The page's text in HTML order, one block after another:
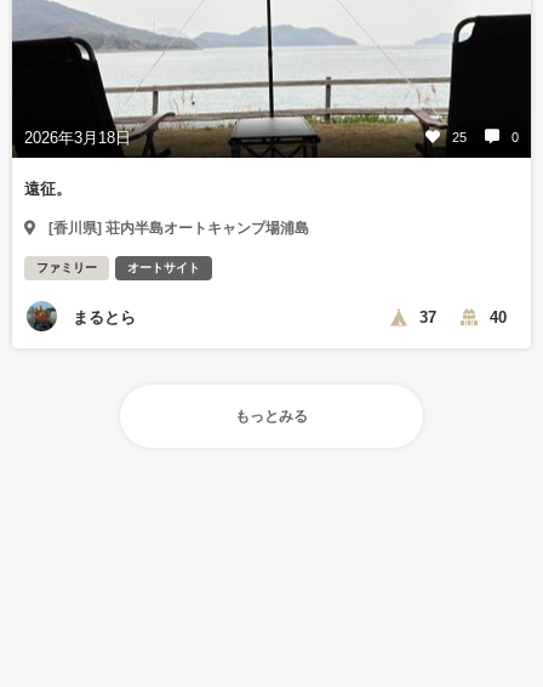
2026年3月18日 25 0
遠征。
[香川県] 荘内半島オートキャンプ場浦島
ファミリー オートサイト
まるとら 37 40
もっとみる